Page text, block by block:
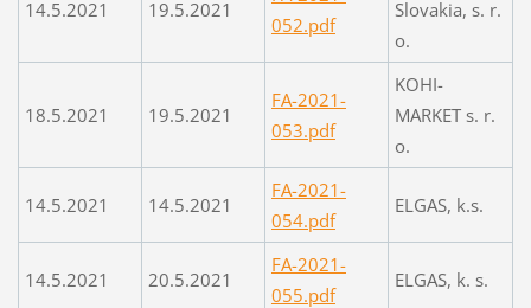
14.5.2021 19.5.2021
052.pdf
Slovakia, s. r.
o.
18.5.2021 19.5.2021
FA-2021-
053.pdf
KOHI-
MARKET s. r.
o.
14.5.2021 14.5.2021
FA-2021-
054.pdf
ELGAS, k.s.
14.5.2021 20.5.2021
FA-2021-
055.pdf
ELGAS, k. s.